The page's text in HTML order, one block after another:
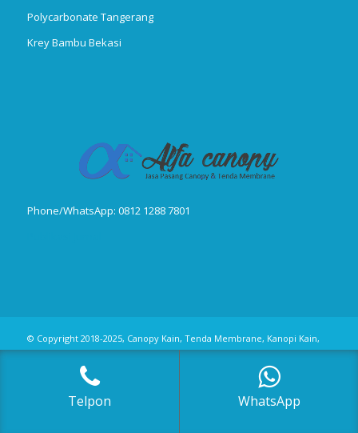
Polycarbonate Tangerang
Krey Bambu Bekasi
Phone/WhatsApp: 0812 1288 7801
© Copyright 2018-2025, Canopy Kain, Tenda Membrane, Kanopi Kain,
Kanopi Minmalis
Telpon WhatsApp